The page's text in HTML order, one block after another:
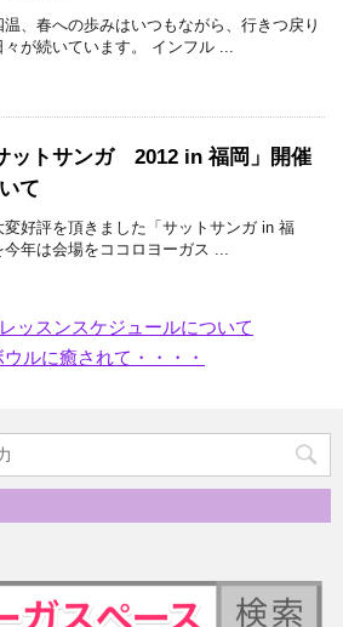
温、春への歩みはいつもながら、行きつ戻り
々が続いています。 インフル ...
ットサンガ 2012 in 福岡」開催
て
変好評を頂きました「サットサンガ in 福
今年は会場をココロヨーガス ...
ッスンスケジュールについて
ルに癒されて・・・・